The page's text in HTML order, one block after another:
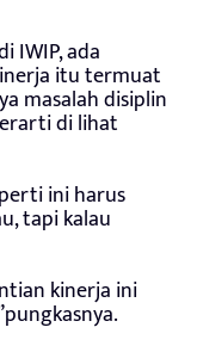
IWIP, ada
itu termuat
masalah disiplin
di lihat
ini harus
tapi kalau
kinerja ini